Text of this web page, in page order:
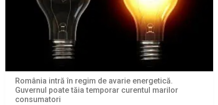
România intră în regim de avarie energetică.
Guvernul poate tăia temporar curentul marilor
consumatori